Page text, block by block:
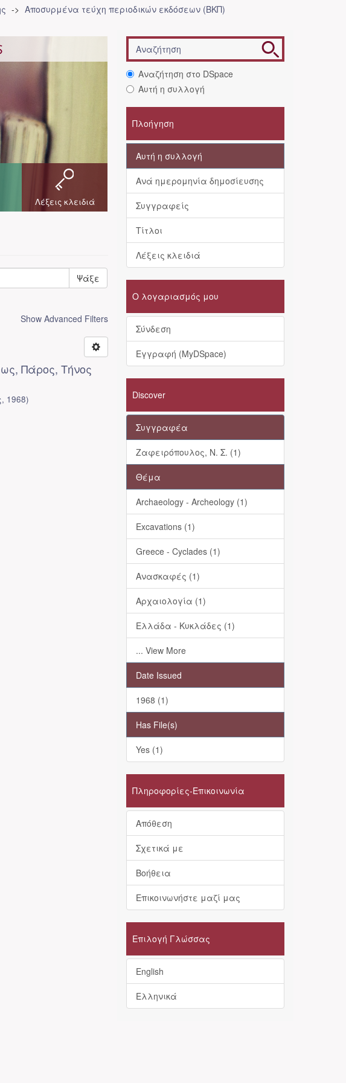
Αποσυρμένα τεύχη περιοδικών εκδόσεων (ΒΚΠ)
Λέξεις κλειδιά
Ψάξε
Show Advanced Filters
Πάρος, Τήνος
, 1968)
Αναζήτηση στο DSpace
Αυτή η συλλογή
Πλοήγηση
Αυτή η συλλογή
Ανά ημερομηνία δημοσίευσης
Συγγραφείς
Τίτλοι
Λέξεις κλειδιά
Ο λογαριασμός μου
Σύνδεση
Εγγραφή (MyDSpace)
Discover
Συγγραφέα
Ζαφειρόπουλος, Ν. Σ. (1)
Θέμα
Archaeology - Archeology (1)
Excavations (1)
Greece - Cyclades (1)
Ανασκαφές (1)
Αρχαιολογία (1)
Ελλάδα - Κυκλάδες (1)
... View More
Date Issued
1968 (1)
Has File(s)
Yes (1)
Πληροφορίες-Επικοινωνία
Απόθεση
Σχετικά με
Βοήθεια
Επικοινωνήστε μαζί μας
Επιλογή Γλώσσας
English
Ελληνικά